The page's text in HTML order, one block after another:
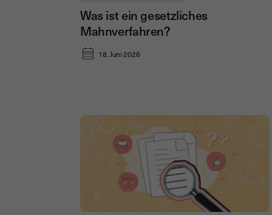
Was ist ein gesetzliches
Mahnverfahren?
18. Juni 2026